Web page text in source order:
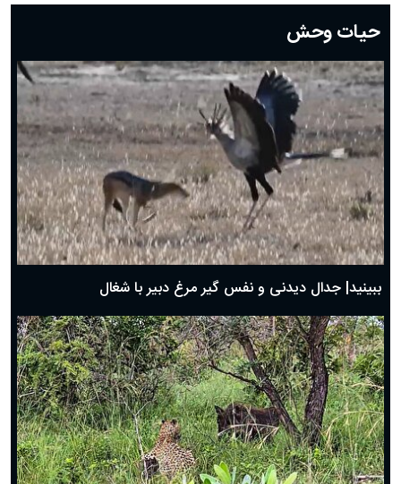
دعای روز بیستم ماه رمضان؛ ۱۹ اسفند ۱۴۰۴
دعای روز هشتم ماه مبارک رمضان؛ ۷ اسفند ماه ۱۴۰۴
دعای روز هفتم ماه رمضان؛ ۶ اسفند ۱۴۰۴
دعای روز ششم ماه رمضان؛ ۵ اسفند ۱۴۰۴
دعای روز پنجم ماه رمضان؛ ۴ اسفند ۱۴۰۴
دعای روز چهارم ماه مبارک رمضان؛ ۳ اسفند ۱۴۰۴
دعای روز سوم ماه مبارک رمضان؛ ۱۴ اسفند ۱۴۰۴
دعای روز دوم ماه مبارک رمضان ۱ اسفند ماه ۱۴۰۴
دعای روز اول ماه مبارک رمضان، ۳۰ بهمن ۱۴۰۴
حضرت زینب(س) چگونه از دنیا رفت؟
بهترین پیامک تبریک روز پدر ۱۴۰۴؛ جملات زیبا و صمیمانه
حیات وحش
ببینید| جدال دیدنی و نفس گیر مرغ دبیر با شغال